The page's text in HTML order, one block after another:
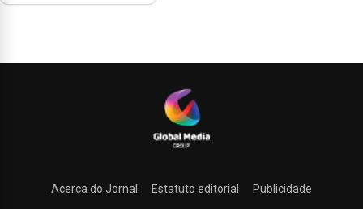
Acerca do Jornal Estatuto editorial
Publicidade